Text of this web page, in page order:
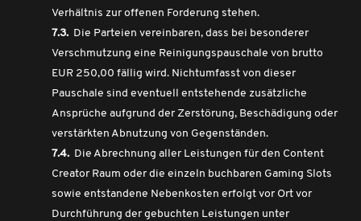
Verhältnis zur offenen Forderung stehen.
7.3. Die Parteien vereinbaren, dass bei besonderer
Verschmutzung eine Reinigungspauschale von brutto
EUR 250,00 fällig wird. Nichtumfasst von dieser
Pauschale sind eventuell entstehende zusätzliche
Ansprüche aufgrund der Zerstörung, Beschädigung oder
verstärkten Abnutzung von Gegenständen.
7.4. Die Abrechnung aller Leistungen für den Content
Creator Raum oder die einzeln buchbaren Gaming Slots
sowie entstandene Nebenkosten erfolgt vor Ort vor
Durchführung der gebuchten Leistungen unter